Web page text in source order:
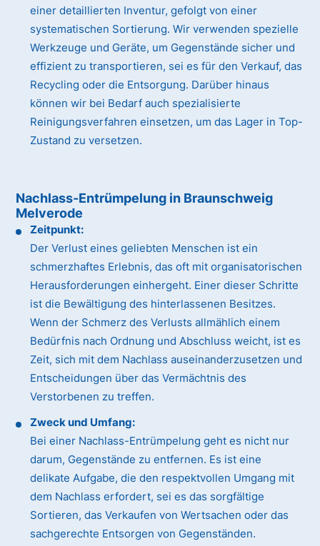
einer detaillierten Inventur, gefolgt von einer
systematischen Sortierung. Wir verwenden spezielle
Werkzeuge und Geräte, um Gegenstände sicher und
effizient zu transportieren, sei es für den Verkauf, das
Recycling oder die Entsorgung. Darüber hinaus
können wir bei Bedarf auch spezialisierte
Reinigungsverfahren einsetzen, um das Lager in Top-
Zustand zu versetzen.
Nachlass-Entrümpelung in Braunschweig
Melverode
Zeitpunkt:
Der Verlust eines geliebten Menschen ist ein
schmerzhaftes Erlebnis, das oft mit organisatorischen
Herausforderungen einhergeht. Einer dieser Schritte
ist die Bewältigung des hinterlassenen Besitzes.
Wenn der Schmerz des Verlusts allmählich einem
Bedürfnis nach Ordnung und Abschluss weicht, ist es
Zeit, sich mit dem Nachlass auseinanderzusetzen und
Entscheidungen über das Vermächtnis des
Verstorbenen zu treffen.
Zweck und Umfang:
Bei einer Nachlass-Entrümpelung geht es nicht nur
darum, Gegenstände zu entfernen. Es ist eine
delikate Aufgabe, die den respektvollen Umgang mit
dem Nachlass erfordert, sei es das sorgfältige
Sortieren, das Verkaufen von Wertsachen oder das
sachgerechte Entsorgen von Gegenständen.